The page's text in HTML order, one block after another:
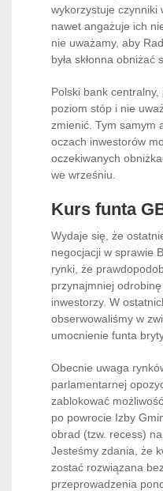
wykorzystuje czynniki
nawet angażuje ich
nie uważamy, aby
była skłonna obniżać
Polski bank
poziom stóp i nie
zmienić. Tym samym
oczach inwestorów
oczekiwanych
we wrześniu.
Kurs funta
Wydaje się, że
negocjacji w sprawie
rynki, że
przynajmniej
inwestorzy. W
obserwowaliśmy w
umocnienie funta
Obecnie uwaga
parlamentarnej
zablokować
po powrocie Izby
obrad (tzw. recess)
Jesteśmy zdania, że
zostać rozwiązana
przeprowadzenia